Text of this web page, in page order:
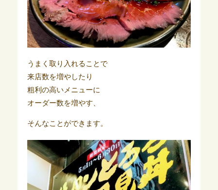
うまく取り入れることで
来店数を増やしたり
粗利の高いメニューに
オーダー数を増やす、
そんなことができます。